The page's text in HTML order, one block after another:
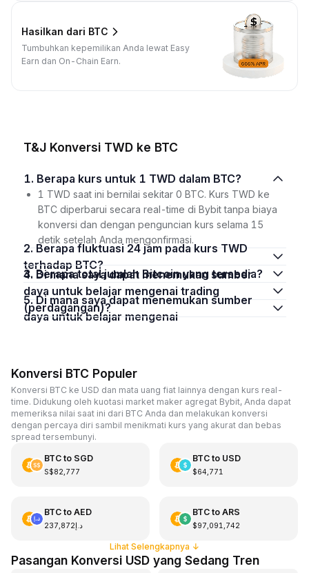
Hasilkan dari BTC
Tumbuhkan kepemilikan Anda lewat Easy
Earn dan On-Chain Earn.
T&J Konversi TWD ke BTC
1. Berapa kurs untuk 1 TWD dalam BTC?
1 TWD saat ini bernilai sekitar 0 BTC. Kurs TWD ke
BTC diperbarui secara real-time di Bybit tanpa biaya
konversi dan dengan penguncian kurs selama 15
detik setelah Anda mengonfirmasi.
2. Berapa fluktuasi 24 jam pada kurs TWD
terhadap BTC?
3. Berapa total jumlah Bitcoin yang tersedia?
4. Di mana saya dapat menemukan sumber
daya untuk belajar mengenai trading
(perdagangan)?
5. Di mana saya dapat menemukan sumber
daya untuk belajar mengenai
Konversi BTC Populer
Konversi BTC ke USD dan mata uang fiat lainnya dengan kurs real-
time. Didukung oleh kuotasi market maker agregat Bybit, Anda dapat
memeriksa nilai saat ini dari BTC Anda dan melakukan konversi
dengan percaya diri sambil menikmati kurs yang akurat dan bebas
spread tersembunyi.
BTCto SGD
S$82,777
BTCto USD
$64,771
BTCto AED
د.إ237,872
BTCto ARS
$97,091,742
Lihat Selengkapnya ↓
Pasangan Konversi USD yang Sedang Tren